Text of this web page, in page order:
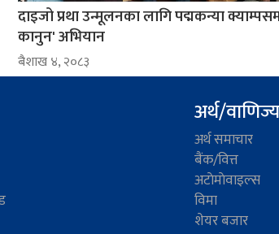
दाइजो प्रथा उन्मूलनका लागि पद्मकन्या
कानुन' अभियान
ब‌ैशाख ४, २०८३
अर्थ/वाणिज्य
अर्थ समाचार
बैंक/वित्त
अटाेमाेवाइल्स
विमा
शेयर बजार